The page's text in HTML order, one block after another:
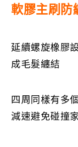
軟膠主刷防
延續螺旋橡膠
成毛髮纏結
四周同樣有多
減速避免碰撞